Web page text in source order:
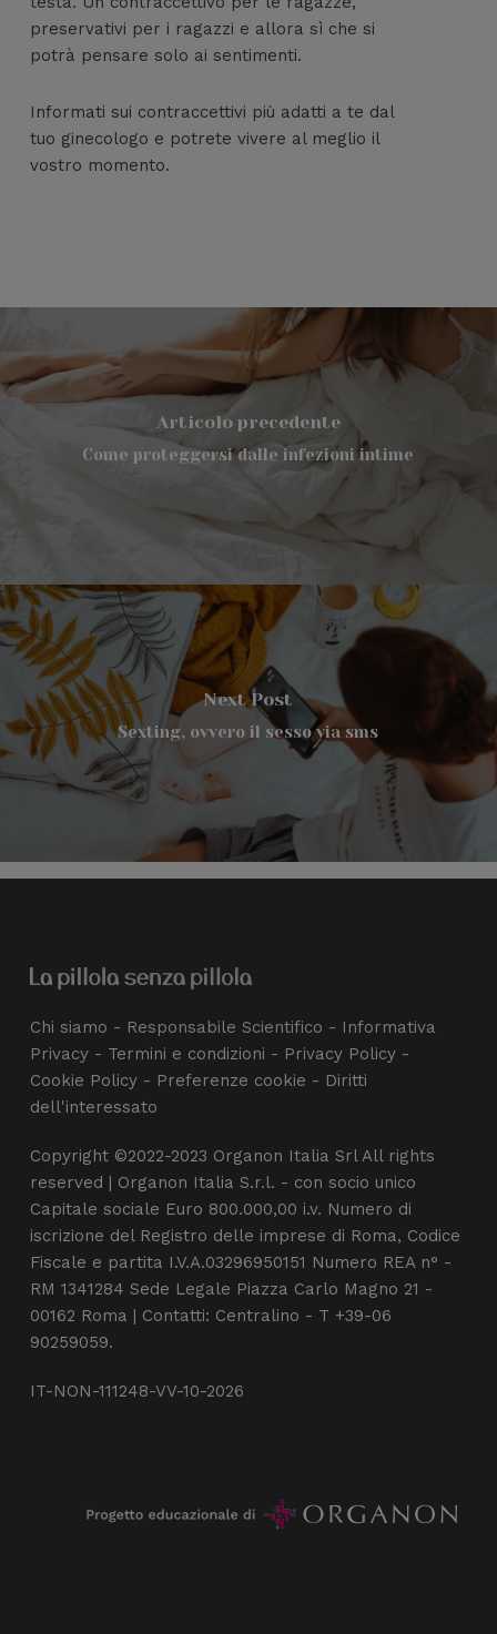
preservativi per i ragazzi e allora sì che si
potrà pensare solo ai sentimenti.
Informati sui contraccettivi più adatti a te dal
tuo ginecologo e potrete vivere al meglio il
vostro momento.
Articolo precedente
Come proteggersi dalle infezioni intime
Next Post
Sexting, ovvero il sesso via sms
Chi siamo - Responsabile Scientifico - Informativa
Privacy- Termini e condizioni - Privacy Policy-
Cookie Policy- Preferenze cookie - Diritti
dell'interessato
Copyright ©2022-2023 Organon Italia Srl All rights
reserved | Organon Italia S.r.l. - con socio unico
Capitale sociale Euro 800.000,00 i.v. Numero di
iscrizione del Registro delle imprese di Roma, Codice
Fiscale e partita I.V.A.03296950151 Numero REA n° -
RM 1341284 Sede Legale Piazza Carlo Magno 21 -
00162 Roma | Contatti: Centralino - T +39-06
90259059.
IT-NON-111248-VV-10-2026